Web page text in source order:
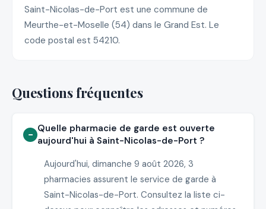
Saint-Nicolas-de-Port est une commune de
Meurthe-et-Moselle (54) dans le Grand Est. Le
code postal est 54210.
Questions fréquentes
Quelle pharmacie de garde est ouverte
aujourd'hui à Saint-Nicolas-de-Port ?
Aujourd'hui, dimanche 9 août 2026, 3
pharmacies assurent le service de garde à
Saint-Nicolas-de-Port. Consultez la liste ci-